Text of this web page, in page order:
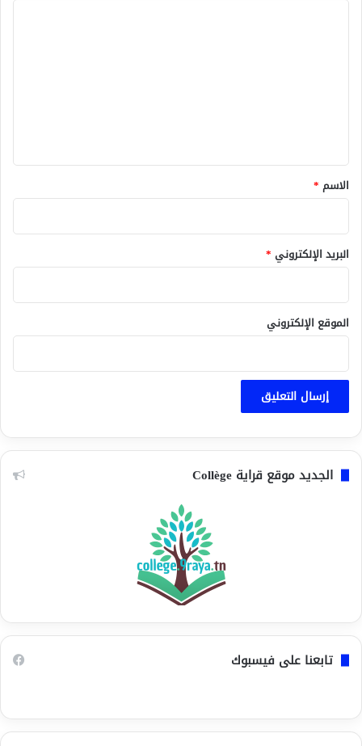
*
الاسم *
البريد الإلكتروني *
الموقع الإلكتروني
الجديد موقع قراية Collège
تابعنا على فيسبوك